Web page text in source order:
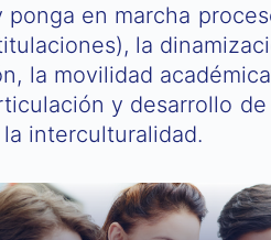
en marcha
la
la movilidad
y desarrollo
interculturalidad.